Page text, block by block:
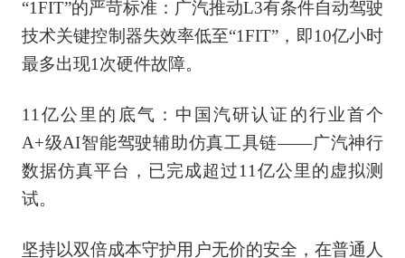
“1FIT”的严苛标准：广汽推动L3有条件自动驾驶
技术关键控制器失效率低至“1FIT”，即10亿小时
最多出现1次硬件故障。
11亿公里的底气：中国汽研认证的行业首个
A+级AI智能驾驶辅助仿真工具链——广汽神行
数据仿真平台，已完成超过11亿公里的虚拟测
试。
坚持以双倍成本守护用户无价的安全，在普通人